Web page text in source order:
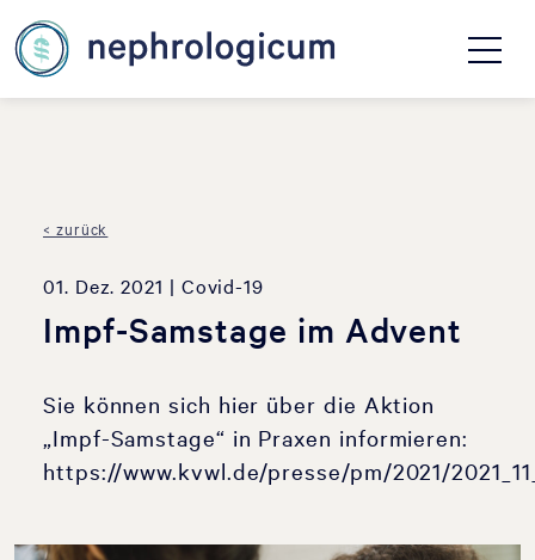
< zurück
01. Dez. 2021 | Covid-19
Impf-Samstage im Advent
Sie können sich hier über die Aktion
„Impf-Samstage“ in Praxen informieren:
https://www.kvwl.de/presse/pm/2021/